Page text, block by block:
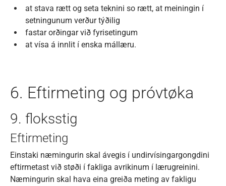
at stava rætt og seta teknini so rætt, at meiningin í
setningunum verður týðilig
fastar orðingar við fyrisetingum
at vísa á innlit í enska mállæru.
6. Eftirmeting og próvtøka
9. floksstig
Eftirmeting
Einstaki næmingurin skal ávegis í undirvísingargongdini
eftirmetast við støði í fakliga avrikinum í lærugreinini.
Næmingurin skal hava eina greiða meting av fakligu